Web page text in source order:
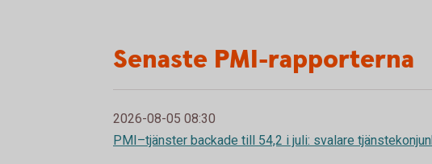
Senaste PMI-rapporterna
2026-08-05 08:30
PMI–tjänster backade till 54,2 i juli: svalare